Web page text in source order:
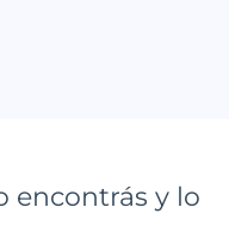
encontrás y lo